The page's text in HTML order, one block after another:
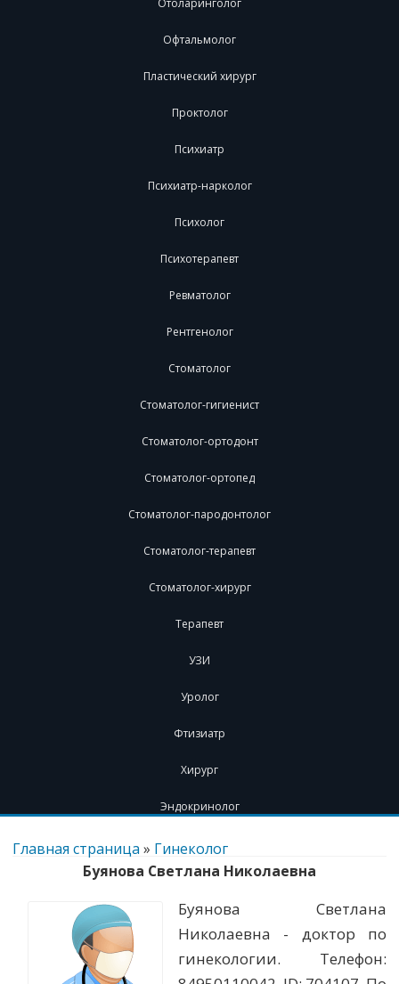
Офтальмолог
Пластический хирург
Проктолог
Психиатр
Психиатр-нарколог
Психолог
Психотерапевт
Ревматолог
Рентгенолог
Стоматолог
Стоматолог-гигиенист
Стоматолог-ортодонт
Стоматолог-ортопед
Стоматолог-пародонтолог
Стоматолог-терапевт
Стоматолог-хирург
Терапевт
УЗИ
Уролог
Фтизиатр
Хирург
Эндокринолог
Перейти
содержимому
Главная страница » Гинеколог
Буянова Светлана Николаевна
Буянова Светлана
Николаевна - доктор по
гинекологии. Телефон: